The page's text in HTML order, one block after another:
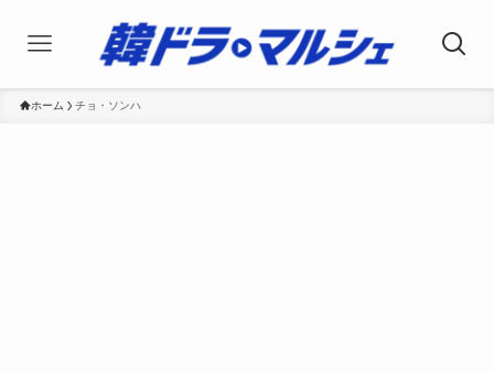
ホーム チョ・ソンハ